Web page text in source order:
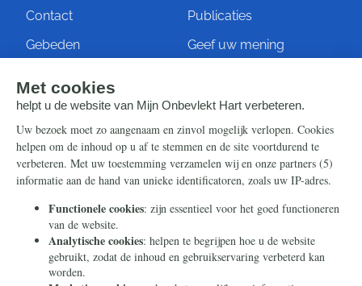
Contact
Gebeden
Publicaties
Geef uw mening
Steun ons
Nieuwsbrief
Eenmalig
Maandelijks
Periodiek
Nalaten
Info
Contact
Ontvang onze Telegram-
berichten